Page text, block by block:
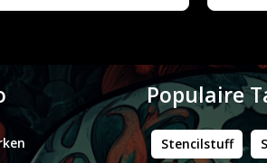
Populaire
Stencilstuff